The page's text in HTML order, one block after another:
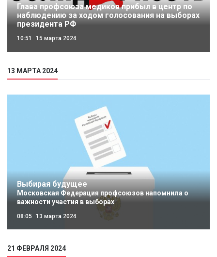
Глава профсоюза медиков прибыл в центр по
наблюдению за ходом голосования на выборах
президента РФ
10:51 15 марта 2024
13 МАРТА 2024
Выбирая будущее
Московская Федерация профсоюзов напомнила о
важности участия в выборах
08:05 13 марта 2024
21 ФЕВРАЛЯ 2024